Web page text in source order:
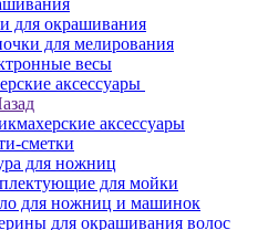
для окрашивания
для мелирования
весы
аксессуары
аксессуары
сметки
для ножниц
для мойки
для ножниц и машинок
для окрашивания волос